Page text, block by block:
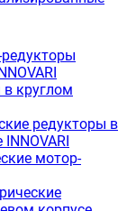
круглом
редукторы в
мотор-